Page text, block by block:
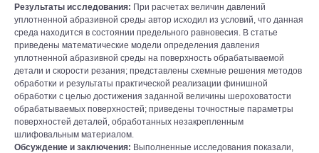
Результаты исследования: При расчетах величин давлений
уплотненной абразивной среды автор исходил из условий, что данная
среда находится в состоянии предельного равновесия. В статье
приведены математические модели определения давления
уплотненной абразивной среды на поверхность обрабатываемой
детали и скорости резания; представлены схемные решения методов
обработки и результаты практической реализации финишной
обработки с целью достижения заданной величины шероховатости
обрабатываемых поверхностей; приведены точностные параметры
поверхностей деталей, обработанных незакрепленным
шлифовальным материалом.
Обсуждение и заключения: Выполненные исследования показали,